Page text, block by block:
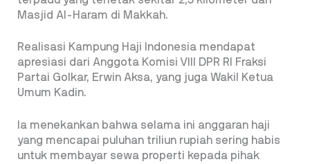
Masjid Al-Haram di Makkah.
Realisasi Kampung Haji Indonesia mendapat
apresiasi dari Anggota Komisi VIII DPR RI Fraksi
Partai Golkar, Erwin Aksa, yang juga Wakil Ketua
Umum Kadin.
Ia menekankan bahwa selama ini anggaran haji
yang mencapai puluhan triliun rupiah sering habis
untuk membayar sewa properti kepada pihak